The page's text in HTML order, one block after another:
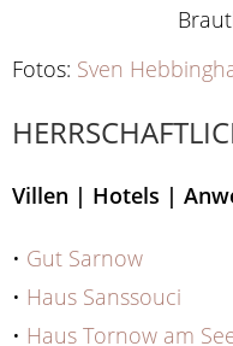
Fotos: Sven
Villen | Hotels |
• Gut Sarnow
• Haus Sanssouci
• Haus Tornow am